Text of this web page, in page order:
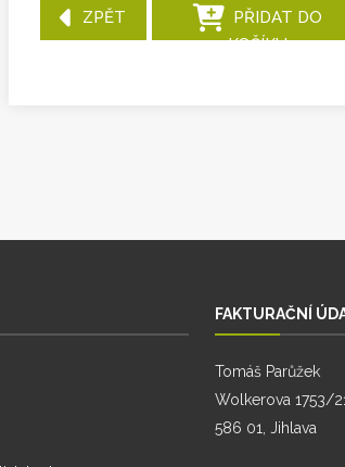
ZPĚT
PŘIDAT DO
KOŠÍKU
FAKTURAČNÍ
Tomáš Parůžek
Wolkerova 1753/
586 01, Jihlava